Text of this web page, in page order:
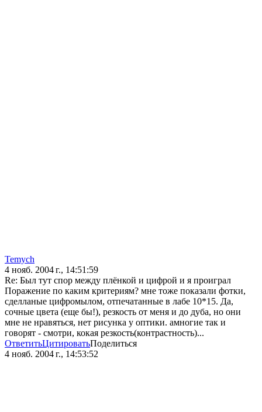
Temych
4 нояб. 2004 г., 14:51:59
Re: Был тут спор между плёнкой и цифрой и я проиграл
Поражение по каким критериям? мне тоже показали фотки,
сделланые цифромылом, отпечатанные в лабе 10*15. Да,
сочные цвета (еще бы!), резкость от меня и до дуба, но они
мне не нравяться, нет рисунка у оптики. амногие так и
говорят - смотри, кокая резкость(контрастность)...
ОтветитьЦитироватьПоделиться
4 нояб. 2004 г., 14:53:52